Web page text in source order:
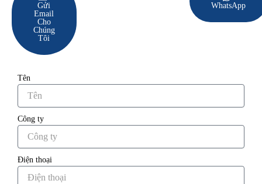
Gửi
Email
Cho
Chúng
Tôi
WhatsApp
Tên
Công ty
Điện thoại